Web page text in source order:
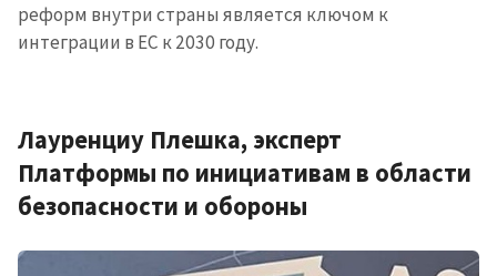
реформ внутри страны является ключом к
интеграции в ЕС к 2030 году.
Лауренциу Плешка, эксперт
Платформы по инициативам в области
безопасности и обороны